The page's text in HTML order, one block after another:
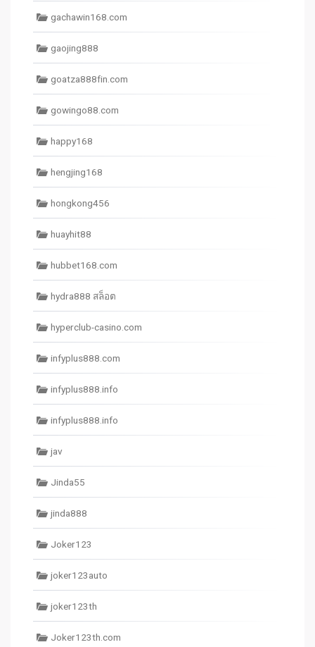
gachawin168.com
gaojing888
goatza888fin.com
gowingo88.com
happy168
hengjing168
hongkong456
huayhit88
hubbet168.com
hydra888 สล็อต
hyperclub-casino.com
infyplus888.com
infyplus888.info
infyplus888.info
jav
Jinda55
jinda888
Joker123
joker123auto
joker123th
Joker123th.com